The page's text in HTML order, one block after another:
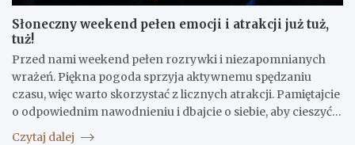
Słoneczny weekend pełen emocji i atrakcji już tuż,
tuż!
Przed nami weekend pełen rozrywki i niezapomnianych
wrażeń. Piękna pogoda sprzyja aktywnemu spędzaniu
czasu, więc warto skorzystać z licznych atrakcji. Pamiętajcie
o odpowiednim nawodnieniu i dbajcie o siebie, aby cieszyć…
Czytaj dalej